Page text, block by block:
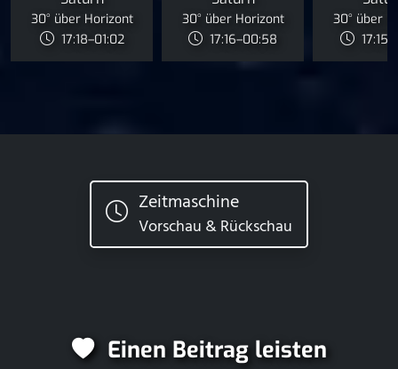
30° über Horizont
17:18–01:02
30° über Horizont
17:16–00:58
30° über
Zeitmaschine
Vorschau & Rückschau
Einen Beitrag leisten